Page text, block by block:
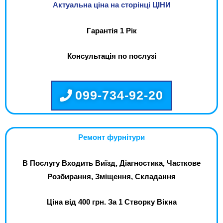
Актуальна ціна на сторінці ЦІНИ
Гарантія 1 Рік
Консультація по послузі
099-734-92-20
Ремонт фурнітури
В Послугу Входить Виїзд, Діагностика, Часткове
Розбирання, Зміщення, Складання
Ціна від 400 грн. За 1 Створку Вікна